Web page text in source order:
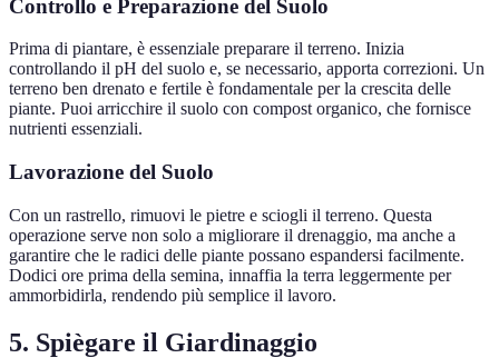
Controllo e Preparazione del Suolo
Prima di piantare, è essenziale preparare il terreno. Inizia
controllando il pH del suolo e, se necessario, apporta correzioni. Un
terreno ben drenato e fertile è fondamentale per la crescita delle
piante. Puoi arricchire il suolo con compost organico, che fornisce
nutrienti essenziali.
Lavorazione del Suolo
Con un rastrello, rimuovi le pietre e sciogli il terreno. Questa
operazione serve non solo a migliorare il drenaggio, ma anche a
garantire che le radici delle piante possano espandersi facilmente.
Dodici ore prima della semina, innaffia la terra leggermente per
ammorbidirla, rendendo più semplice il lavoro.
5. Spiègare il Giardinaggio